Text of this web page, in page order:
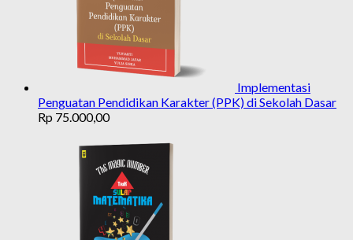
Implementasi
Penguatan Pendidikan Karakter (PPK) di Sekolah Dasar
Rp 75.000,00